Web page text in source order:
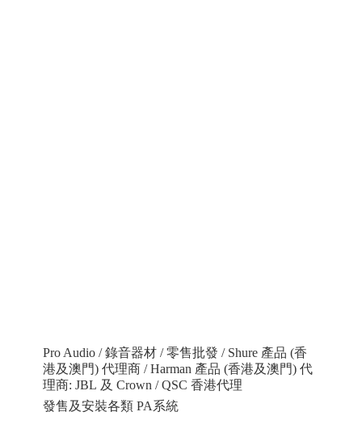
Pro Audio / 錄音器材 / 零售批發 / Shure 產品 (香
港及澳門) 代理商 / Harman 產品 (香港及澳門) 代
理商: JBL 及 Crown / QSC 香港代理
發售及安裝各類 PA系統